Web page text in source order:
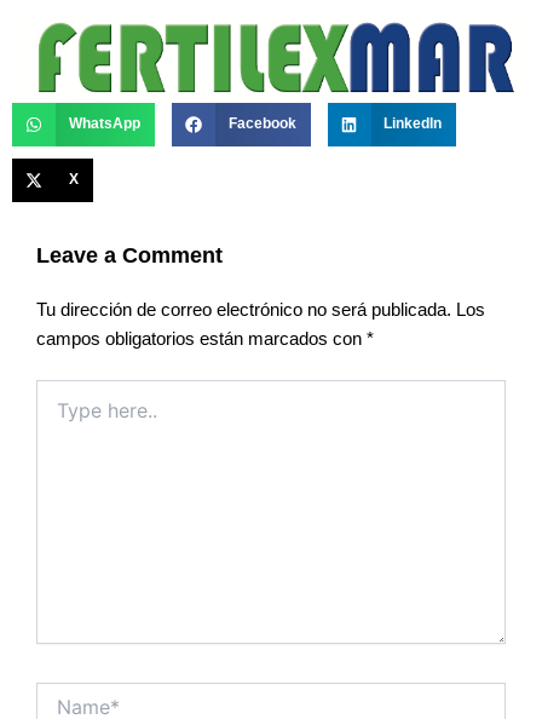
WhatsApp Facebook LinkedIn
X
Leave a Comment
Tu dirección de correo electrónico no será publicada. Los
campos obligatorios están marcados con *
here..